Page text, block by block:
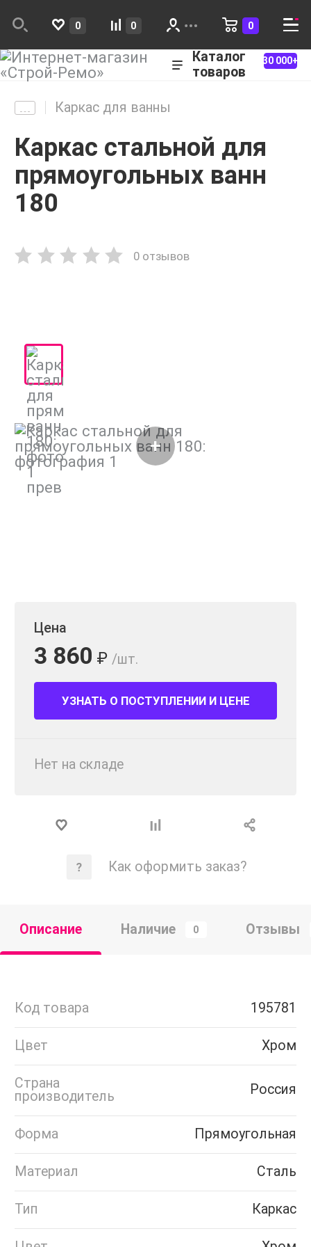
0 0 0
Каталог
товаров
30 000+
Каркас для ванны
Каркас стальной для
прямоугольных ванн
180
0 отзывов
Цена
3 860 ₽ /шт.
УЗНАТЬ О ПОСТУПЛЕНИИ И ЦЕНЕ
Нет на складе
Как оформить заказ?
Описание Наличие 0 Отзывы
Код товара 195781
Цвет Хром
Страна
производитель
Россия
Форма Прямоугольная
Материал Сталь
Тип Каркас